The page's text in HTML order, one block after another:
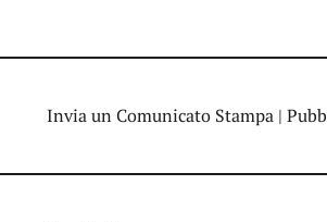
Invia un Comunicato Stampa |